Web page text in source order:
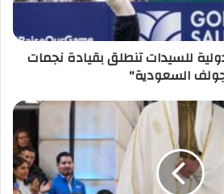
للسيدات تنطلق بقيادة نجمات
السعودية"